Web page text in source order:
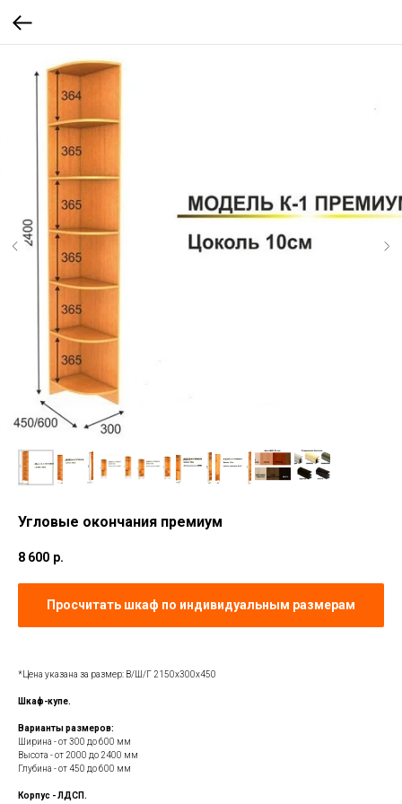
Угловые окончания премиум
8 600 р.
Просчитать шкаф по индивидуальным размерам
*Цена указана за размер: В/Ш/Г 2150х300х450
Шкаф-купе.
Варианты размеров:
Ширина - от 300 до 600 мм
Высота - от 2000 до 2400 мм
Глубина - от 450 до 600 мм
Корпус - ЛДСП.